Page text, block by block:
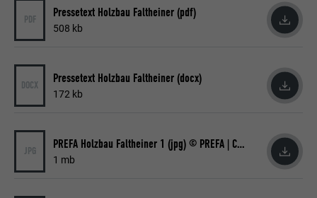
PDF Pressetext Holzbau Faltheiner (pdf)
508 kb
DOCX Pressetext Holzbau Faltheiner (docx)
172 kb
JPG PREFA Holzbau Faltheiner 1 (jpg) © PREFA | Croce & Wir
1 mb